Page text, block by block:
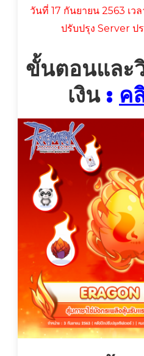
วันที่ 17 กันยายน 2563 เว
ปรับปรุง Server ป
ขั้นตอนและ
เงิน: ค